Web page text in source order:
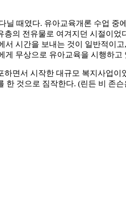
때였다. 유아교육개론 수업
의 전유물로 여겨지던 시절이
시간을 보내는 것이 일반적이
무상으로 유아교육을 시행하
면서 시작한 대규모 복지사업
것으로 짐작한다. (린든 비 존